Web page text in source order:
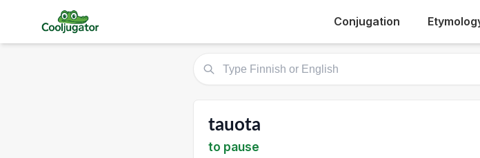
Conjugation
tauota
to pause